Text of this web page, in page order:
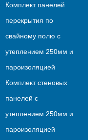
Комплект панелей
перекрытия по
свайному полю с
утеплением 250мм и
пароизоляцией
Комплект стеновых
панелей с
утеплением 250мм и
пароизоляцией